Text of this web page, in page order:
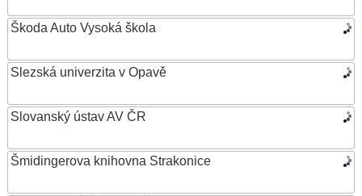
Škoda Auto Vysoká škola
Slezská univerzita v Opavě
Slovanský ústav AV ČR
Šmidingerova knihovna Strakonice